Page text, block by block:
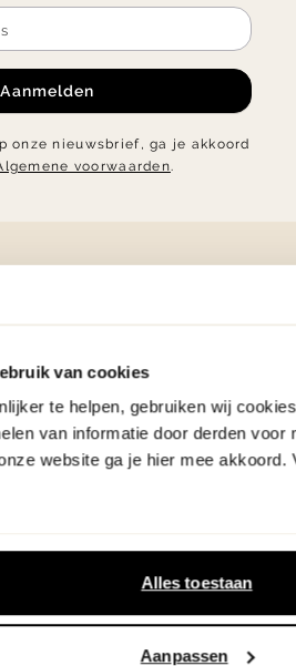
van cookies
te helpen, gebruiken wij
van informatie door derden voor
website ga je hier mee akkoord.
Alles toestaan
Aanpassen
Aanmelden
onze nieuwsbrief, ga je akkoord
voorwaarden.